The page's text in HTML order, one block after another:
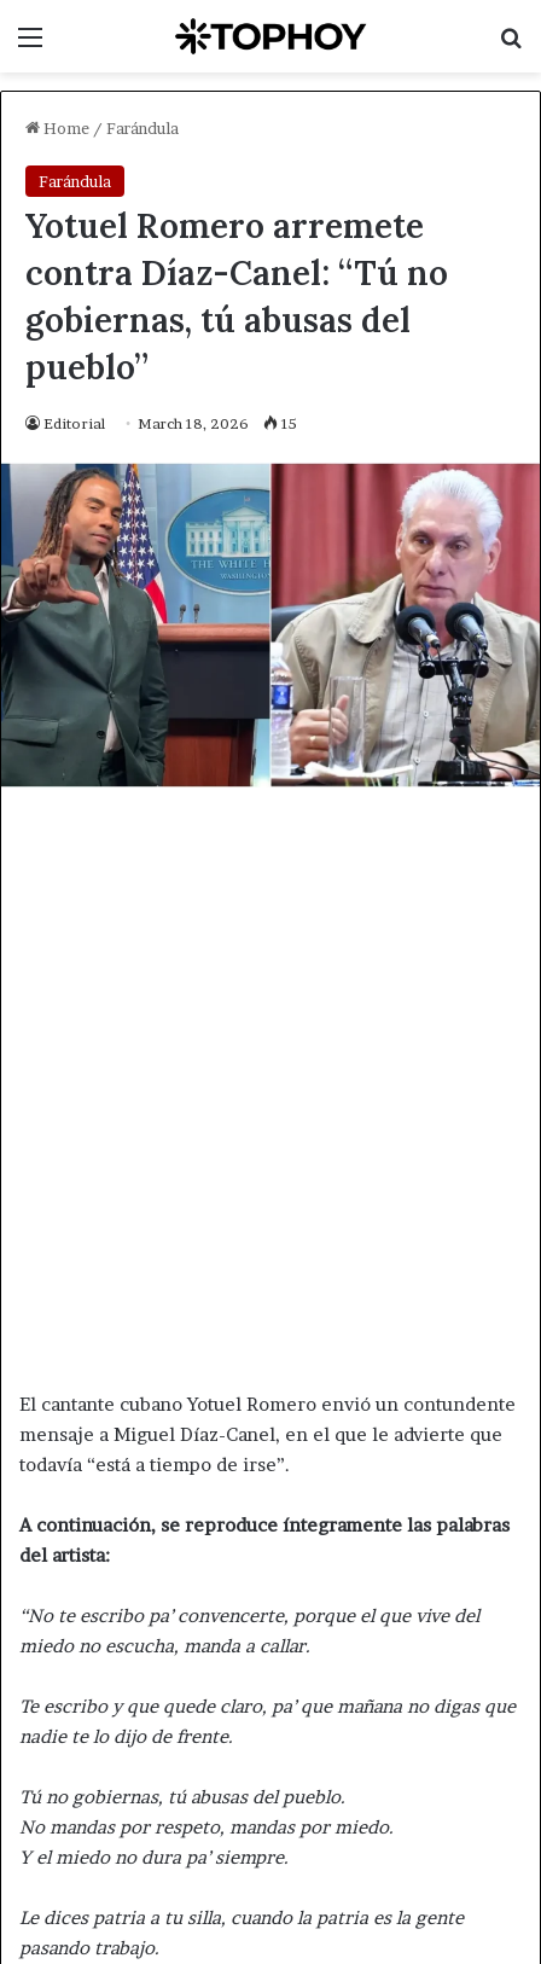
Menu
Home / Farándula
Farándula
Yotuel Romero arremete
contra Díaz-Canel: “Tú no
gobiernas, tú abusas del
pueblo”
Editorial March 18, 2026 15
El cantante cubano Yotuel Romero envió un contundente
mensaje a Miguel Díaz-Canel, en el que le advierte que
todavía “está a tiempo de irse”.
A continuación, se reproduce íntegramente las palabras
del artista:
“No te escribo pa’ convencerte, porque el que vive del
miedo no escucha, manda a callar.
Te escribo y que quede claro, pa’ que mañana no digas que
nadie te lo dijo de frente.
Tú no gobiernas, tú abusas del pueblo.
No mandas por respeto, mandas por miedo.
Y el miedo no dura pa’ siempre.
Le dices patria a tu silla, cuando la patria es la gente
pasando trabajo.